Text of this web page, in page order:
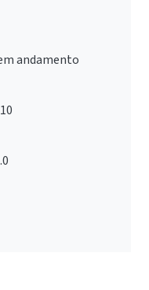
andamento